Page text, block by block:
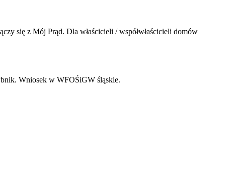
się z Mój Prąd. Dla właścicieli / współwłaścicieli domów
. Wniosek w WFOŚiGW śląskie.